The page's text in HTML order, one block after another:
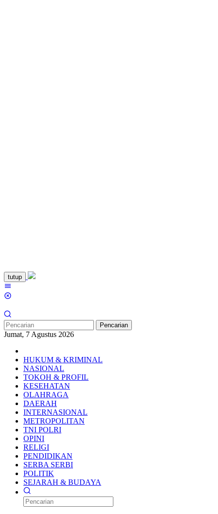
Loncat
ke
konten
tutup
Pencarian
Jumat, 7 Agustus 2026
HUKUM & KRIMINAL
NASIONAL
TOKOH & PROFIL
KESEHATAN
OLAHRAGA
DAERAH
INTERNASIONAL
METROPOLITAN
TNI POLRI
OPINI
RELIGI
PENDIDIKAN
SERBA SERBI
POLITIK
SEJARAH & BUDAYA